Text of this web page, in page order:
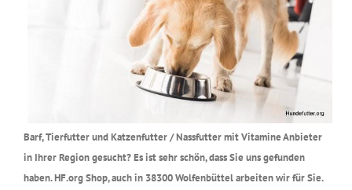
Barf, Tierfutter und Katzenfutter / Nassfutter mit Vitamine Anbieter
in Ihrer Region gesucht? Es ist sehr schön, dass Sie uns gefunden
haben. HF.org Shop, auch in 38300 Wolfenbüttel arbeiten wir für Sie.